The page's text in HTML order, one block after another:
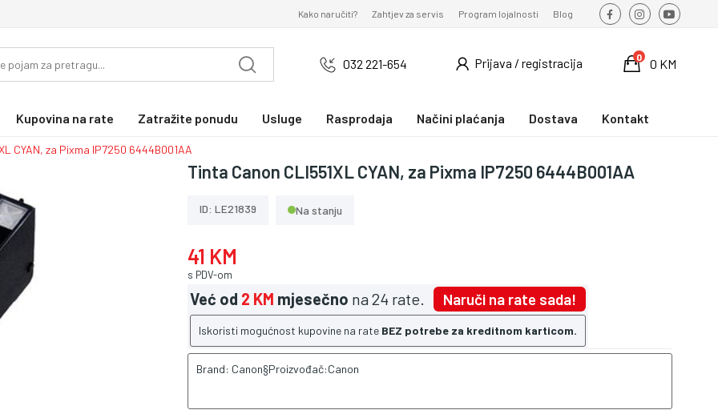
Kako naručiti? Zahtjev za servis Program lojalnosti Blog
032 221-654 Prijava / registracija 0 KM
0
Kupovina na rate Zatražite ponudu Usluge Rasprodaja Načini plaćanja Dostava Kontakt
CYAN, za Pixma IP7250 6444B001AA
Tinta Canon CLI551XL CYAN, za Pixma IP7250 6444B001AA
ID: LE21839 Na stanju
41 KM
s PDV-om
Već od 2 KM mjesečno na 24 rate. Naruči na rate sada!
Iskoristi mogućnost kupovine na rate BEZ potrebe za kreditnom karticom.
Brand: Canon§Proizvođač:Canon